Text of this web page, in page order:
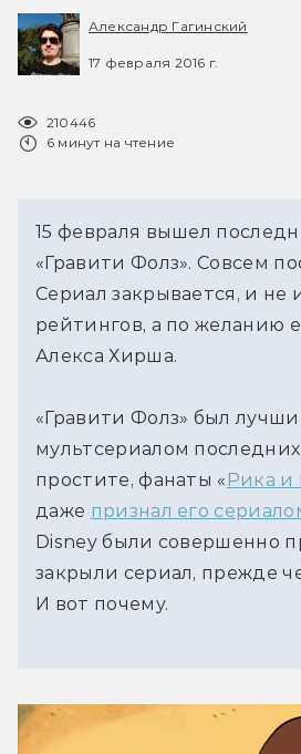
Александр Гагинский
17 февраля 2016 г.
210446
6 минут на чтение
15 февраля вышел
«Гравити Фолз». Совсем
Сериал закрывается, и не
рейтингов, а по желанию
Алекса Хирша.
«Гравити Фолз» был
мультсериалом
простите, фанаты « Рика и
даже признал его
Disney были совершенно
закрыли сериал, прежде
И вот почему.